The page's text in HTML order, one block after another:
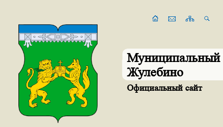
Муниципальный
Жулебино
Официальный сайт